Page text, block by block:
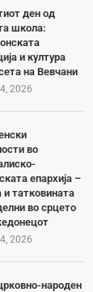
ден од
школа:
и култура
на Вевчани
2026
во
епархија –
и татковината
во срцето
2026
народен